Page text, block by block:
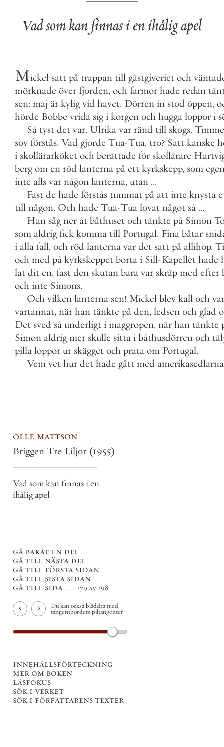
Vadsomkanfinnasienihåligapel
Mickel satt på trappan till gästgiveriet och
mörknade över fjorden, och farmor hade redan
sen: maj är kylig vid havet. Dörren in stod öppen,
hörde Bobbe vrida sig i korgen och hugga loppor i
Så tyst det var. Ulrika var ränd till skogs.
sov förstås. Vad gjorde Tua-Tua, tro? Satt kanske
i skollärarköket och berättade för skollärare
berg om en röd lanterna på ett kyrkskepp, som
inte alls var någon lanterna, utan ...
Fast de hade förstås tummat på att inte knysta
till någon. Och hade Tua-Tua lovat något så ...
Han såg ner åt båthuset och tänkte på Simon
som aldrig fick komma till Portugal. Fina båtar
i alla fall, och röd lanterna var det satt på allihop.
och med på kyrkskeppet borta i Sill-Kapellet hade
lat dit en, fast den skutan bara var skräp med efter
och inte Simons.
Och vilken lanterna sen! Mickel blev kall och
vartannat, när han tänkte på den, ledsen och glad
Det sved så underligt i maggropen, när han tänkte
Simon aldrig mer skulle sitta i båthusdörren och
pilla loppor ur skägget och prata om Portugal.
Vem vet hur det hade gått med amerikasedlarna
olle mattson
Briggen Tre Liljor (1955)
Vad som kan finnas i en
ihålig apel
gå bakåt en del
gå till nästa del
gå till första sidan
gå till sista sidan
gå till sida . . . 179 av 198
Du kan också bläddra med
tangentbordets piltangenter.
innehållsförteckning
mer om boken
läsfokus
sök i verket
sök i författarens texter